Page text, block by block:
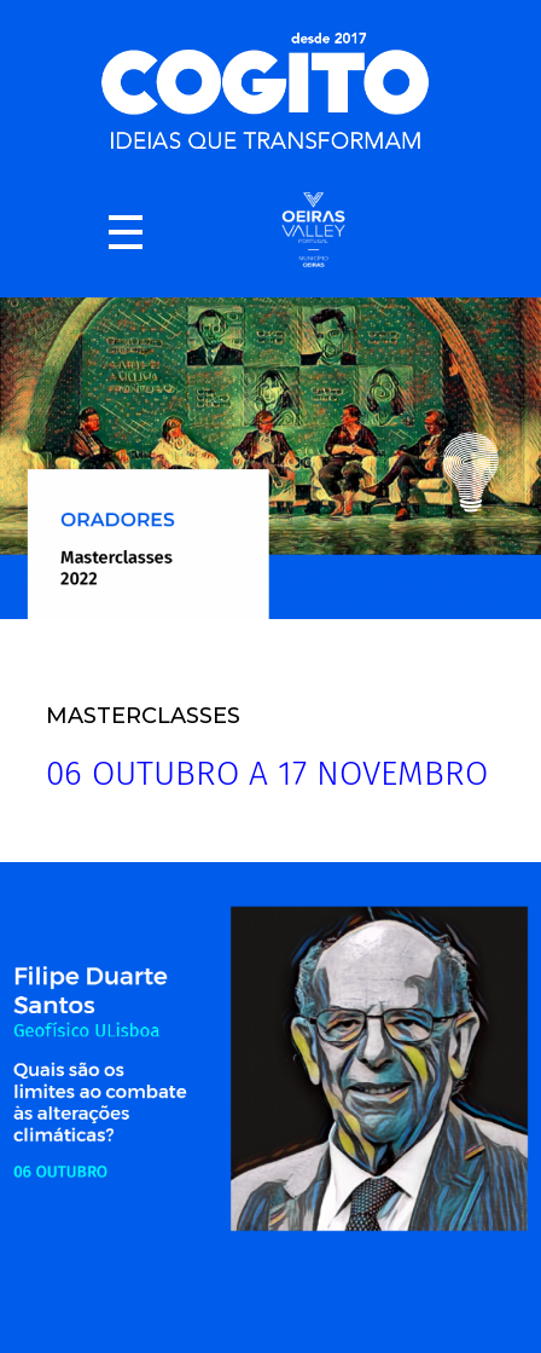
MASTERCLASSES
06 OUTUBRO A 17 NOVEMBRO